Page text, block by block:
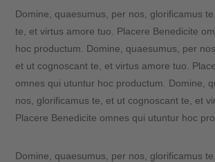
Domine, quaesumus, per nos, glorificamus
te, et virtus amore tuo. Placere Benedicite
hoc productum. Domine, quaesumus, per
et ut cognoscant te, et virtus amore tuo.
omnes qui utuntur hoc productum. Domine,
nos, glorificamus te, et ut cognoscant te, et
Placere Benedicite omnes qui utuntur hoc
Domine, quaesumus, per nos, glorificamus